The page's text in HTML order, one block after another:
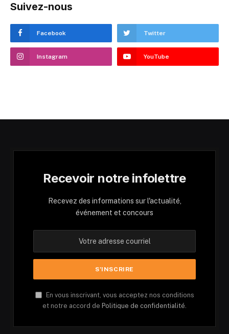
Suivez-nous
Facebook Twitter
Instagram YouTube
Recevoir notre infolettre
Recevez des informations sur l'actualité,
événement et concours
En vous inscrivant, vous acceptez nos conditions
et notre accord de Politique de confidentialité.